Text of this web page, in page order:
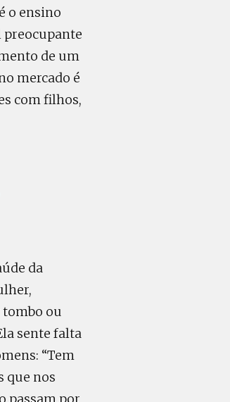
o ensino
preocupante
de um
mercado é
com filhos,
da
ou
sente falta
“Tem
que nos